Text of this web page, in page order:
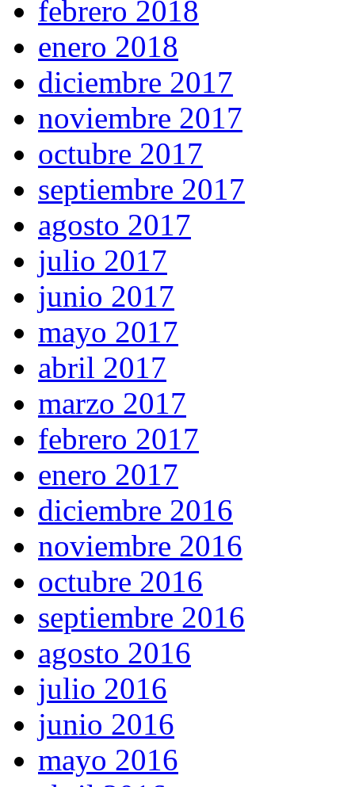
febrero 2018
enero 2018
diciembre 2017
noviembre 2017
octubre 2017
septiembre 2017
agosto 2017
julio 2017
junio 2017
mayo 2017
abril 2017
marzo 2017
febrero 2017
enero 2017
diciembre 2016
noviembre 2016
octubre 2016
septiembre 2016
agosto 2016
julio 2016
junio 2016
mayo 2016